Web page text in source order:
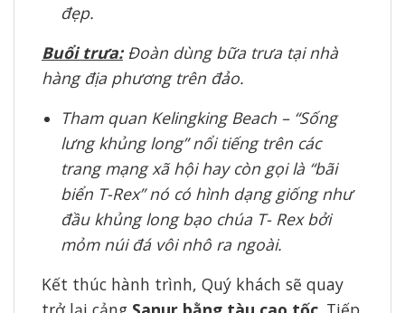
đẹp.
Buổi trưa: Đoàn dùng bữa trưa tại nhà
hàng địa phương trên đảo.
Tham quan Kelingking Beach – “Sống
lưng khủng long” nổi tiếng trên các
trang mạng xã hội hay còn gọi là “bãi
biển T-Rex” nó có hình dạng giống như
đầu khủng long bạo chúa T- Rex bởi
mỏm núi đá vôi nhô ra ngoài.
Kết thúc hành trình, Quý khách sẽ quay